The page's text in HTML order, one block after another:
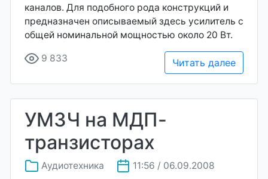
каналов. Для подобного рода конструкций и
предназначен описываемый здесь усилитель с
общей номинальной мощностью около 20 Вт.
9 833 Читать далее
УМЗЧ на МДП-
транзисторах
Аудиотехника 11:56 / 06.09.2008